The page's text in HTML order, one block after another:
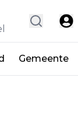
Gemeente